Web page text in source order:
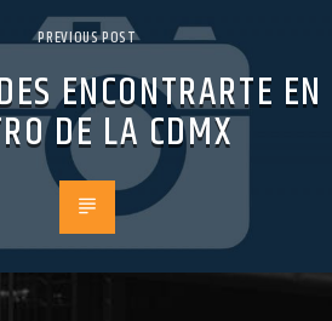
PREVIOUS POST
ENCONTRARTE
DE LA CDMX